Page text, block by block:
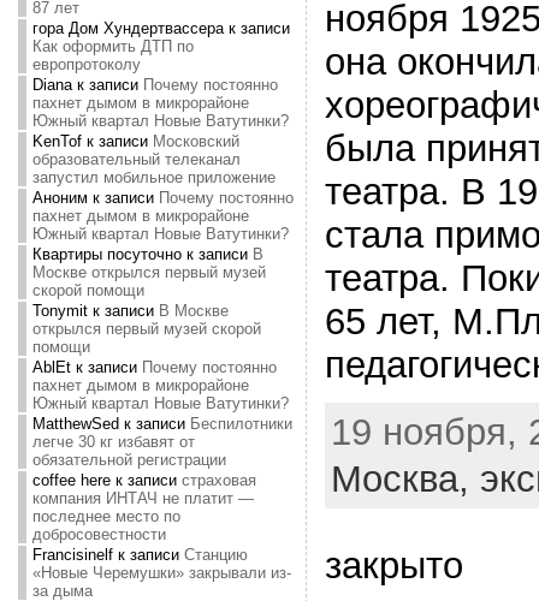
87 лет
гора Дом Хундертвассерак записи
Как оформить ДТП по
европротоколу
Dianaк записи Почему постоянно
пахнет дымом в микрорайоне
Южный квартал Новые Ватутинки?
KenTofк записи Московский
образовательный телеканал
запустил мобильное приложение
Аноним к записи Почему постоянно
пахнет дымом в микрорайоне
Южный квартал Новые Ватутинки?
Квартиры посуточнок записи В
Москве открылся первый музей
скорой помощи
Tonymitк записи В Москве
открылся первый музей скорой
помощи
AblEtк записи Почему постоянно
пахнет дымом в микрорайоне
Южный квартал Новые Ватутинки?
MatthewSed к записи Беспилотники
легче 30 кг избавят от
обязательной регистрации
coffee hereк записи страховая
компания ИНТАЧ не платит —
последнее место по
добросовестности
Francisinelfк записи Станцию
«Новые Черемушки» закрывали из-
за дыма
ноября
она
была
театра. В
стала
театра.
65 лет,
19 ноября,
Москва,
закрыто